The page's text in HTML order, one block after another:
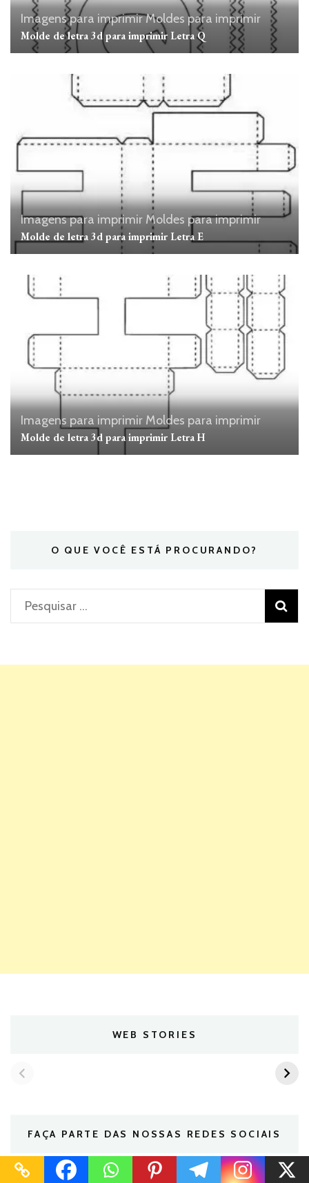
Imagens para imprimirMoldes para imprimir
Molde de letra 3d para imprimir Letra Q
Imagens para imprimir Moldes para imprimir
Molde de letra 3d para imprimir Letra E
Imagens para imprimir Moldes para imprimir
Molde de letra 3d para imprimir Letra H
O QUE VOCÊ ESTÁ PROCURANDO?
Pesquisar
por:
WEB STORIES
FAÇA PARTE DAS NOSSAS REDES SOCIAIS